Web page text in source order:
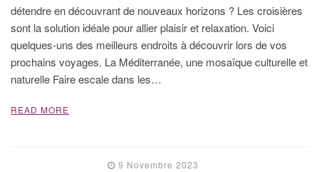
détendre en découvrant de nouveaux horizons ? Les croisières
sont la solution idéale pour allier plaisir et relaxation. Voici
quelques-uns des meilleurs endroits à découvrir lors de vos
prochains voyages. La Méditerranée, une mosaïque culturelle et
naturelle Faire escale dans les…
READ MORE
9 Novembre 2023